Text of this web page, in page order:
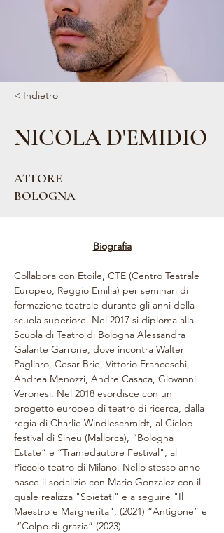
< Indietro
NICOLA D'EMIDIO
ATTORE
BOLOGNA
Biografia
Collabora con Etoile, CTE (Centro Teatrale
Europeo, Reggio Emilia) per seminari di
formazione teatrale durante gli anni della
scuola superiore. Nel 2017 si diploma alla
Scuola di Teatro di Bologna Alessandra
Galante Garrone, dove incontra Walter
Pagliaro, Cesar Brie, Vittorio Franceschi,
Andrea Menozzi, Andre Casaca, Giovanni
Veronesi. Nel 2018 esordisce con un
progetto europeo di teatro di ricerca, dalla
regia di Charlie Windleschmidt, al Ciclop
festival di Sineu (Mallorca), “Bologna
Estate” e “Tramedautore Festival", al
Piccolo teatro di Milano. Nello stesso anno
nasce il sodalizio con Mario Gonzalez con il
quale realizza "Spietati" e a seguire "Il
Maestro e Margherita", (2021) “Antigone” e
“Colpo di grazia” (2023).